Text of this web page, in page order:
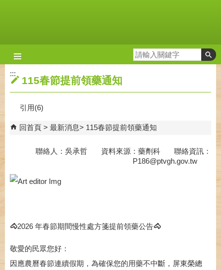
:::
115春節提前領藥通知
引用(6)
回首頁 最新消息 115春節提前領藥通知
聯絡人：吳承哲 資料來源：藥劑科 聯絡資訊：
P186@ptvgh.gov.tw
🐴2026 年春節期間慢性處方箋提前領藥公告🐴
敬愛的民眾您好：
因應農曆春節連續假期，為確保您的用藥不中斷，屏東榮總